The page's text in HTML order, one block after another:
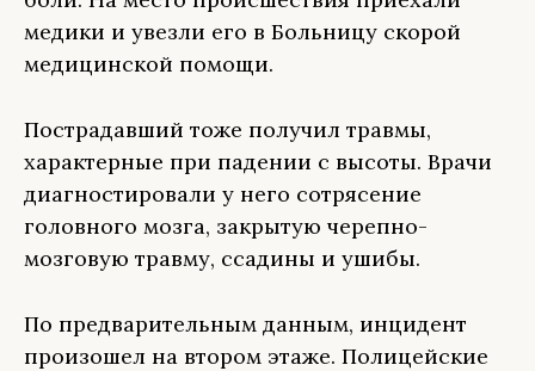
медики и увезли его в Больницу скорой
медицинской помощи.
Пострадавший тоже получил травмы,
характерные при падении с высоты. Врачи
диагностировали у него сотрясение
головного мозга, закрытую черепно-
мозговую травму, ссадины и ушибы.
По предварительным данным, инцидент
произошел на втором этаже. Полицейские